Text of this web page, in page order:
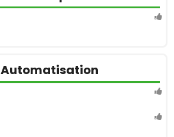
Automatisation